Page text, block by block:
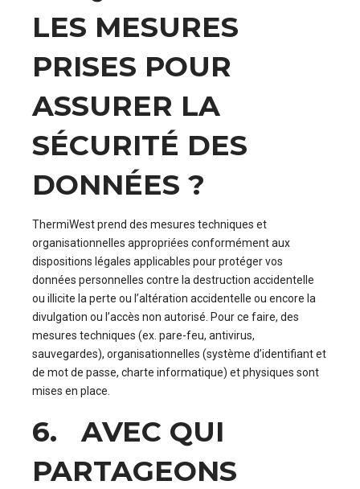
LES MESURES
PRISES POUR
ASSURER LA
SÉCURITÉ DES
DONNÉES ?
ThermiWest prend des mesures techniques et
organisationnelles appropriées conformément aux
dispositions légales applicables pour protéger vos
données personnelles contre la destruction accidentelle
ou illicite la perte ou l’altération accidentelle ou encore la
divulgation ou l’accès non autorisé. Pour ce faire, des
mesures techniques (ex. pare-feu, antivirus,
sauvegardes), organisationnelles (système d’identifiant et
de mot de passe, charte informatique) et physiques sont
mises en place.
6. AVEC QUI
PARTAGEONS